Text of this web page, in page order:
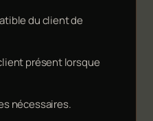
du client de
présent lorsque
nécessaires.